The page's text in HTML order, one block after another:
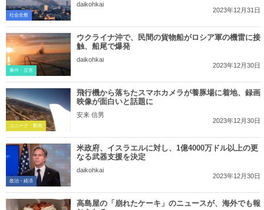
社会全般
daikohkai
2023年12月31日
事件・災害
ウクライナ沖で、民間の貨物船がロシア軍の機雷に接
触、船尾で爆発
daikohkai
2023年12月30日
ユニーク・動画
飛行機から落ちたスマホカメラが養豚場に着地、録画
映像が面白いと話題に
安来 信男
2023年12月30日
政治・経済
米政府、イスラエルに対し、1億4000万ドル以上の更
なる武器支援を決定
daikohkai
2023年12月30日
高島屋の「崩れたケーキ」のニュースが、海外でも報